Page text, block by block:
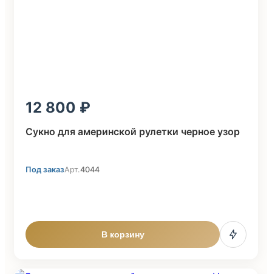
12 800
Сукно для америнской рулетки черное узор
Под заказАрт.4044
В корзину